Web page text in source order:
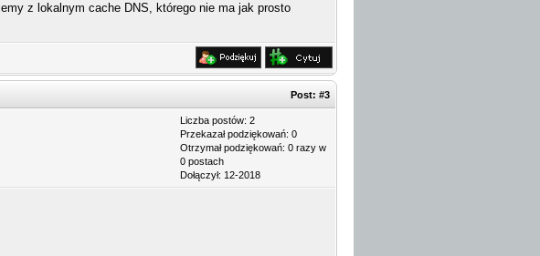
z lokalnym cache DNS, którego nie ma jak prosto
Post: #3
Liczba postów: 2
Przekazał podziękowań: 0
Otrzymał podziękowań: 0 razy w
0 postach
Dołączył: 12-2018